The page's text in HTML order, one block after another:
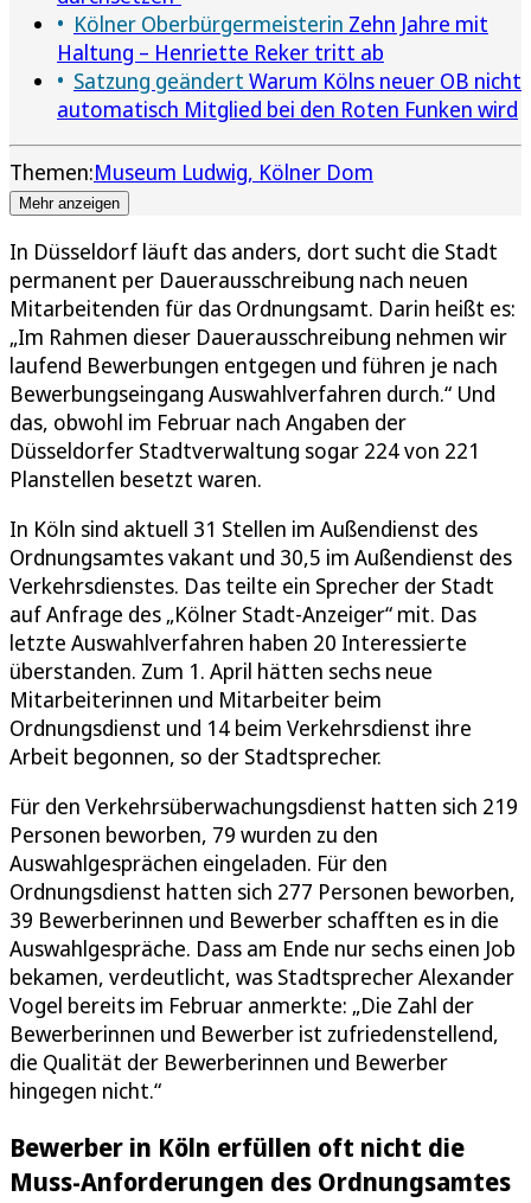
Kölner Oberbürgermeisterin Zehn Jahre mit
Haltung – Henriette Reker tritt ab
Satzung geändert Warum Kölns neuer OB nicht
automatisch Mitglied bei den Roten Funken wird
Themen:Museum Ludwig Kölner Dom
Mehr anzeigen
In Düsseldorf läuft das anders, dort sucht die Stadt
permanent per Dauerausschreibung nach neuen
Mitarbeitenden für das Ordnungsamt. Darin heißt es:
„Im Rahmen dieser Dauerausschreibung nehmen wir
laufend Bewerbungen entgegen und führen je nach
Bewerbungseingang Auswahlverfahren durch.“ Und
das, obwohl im Februar nach Angaben der
Düsseldorfer Stadtverwaltung sogar 224 von 221
Planstellen besetzt waren.
In Köln sind aktuell 31 Stellen im Außendienst des
Ordnungsamtes vakant und 30,5 im Außendienst des
Verkehrsdienstes. Das teilte ein Sprecher der Stadt
auf Anfrage des „Kölner Stadt-Anzeiger“ mit. Das
letzte Auswahlverfahren haben 20 Interessierte
überstanden. Zum 1. April hätten sechs neue
Mitarbeiterinnen und Mitarbeiter beim
Ordnungsdienst und 14 beim Verkehrsdienst ihre
Arbeit begonnen, so der Stadtsprecher.
Für den Verkehrsüberwachungsdienst hatten sich 219
Personen beworben, 79 wurden zu den
Auswahlgesprächen eingeladen. Für den
Ordnungsdienst hatten sich 277 Personen beworben,
39 Bewerberinnen und Bewerber schafften es in die
Auswahlgespräche. Dass am Ende nur sechs einen Job
bekamen, verdeutlicht, was Stadtsprecher Alexander
Vogel bereits im Februar anmerkte: „Die Zahl der
Bewerberinnen und Bewerber ist zufriedenstellend,
die Qualität der Bewerberinnen und Bewerber
hingegen nicht.“
Bewerber in Köln erfüllen oft nicht die
Muss-Anforderungen des Ordnungsamtes